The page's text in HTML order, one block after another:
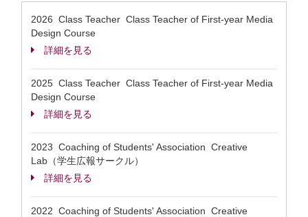
2026 Class Teacher Class Teacher of First-year Media
Design Course
詳細を見る
2025 Class Teacher Class Teacher of First-year Media
Design Course
詳細を見る
2023 Coaching of Students' Association Creative
Lab（学生広報サークル）
詳細を見る
2022 Coaching of Students' Association Creative